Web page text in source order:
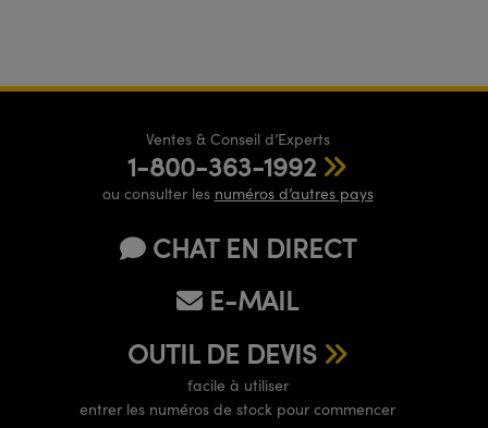
Ventes & Conseil d’Experts
1-800-363-1992
ou consulter les numéros d’autres pays
CHAT EN DIRECT
E-MAIL
OUTIL DE DEVIS
facile à utiliser
entrer les numéros de stock pour commencer